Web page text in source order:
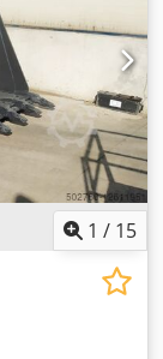
1 / 15